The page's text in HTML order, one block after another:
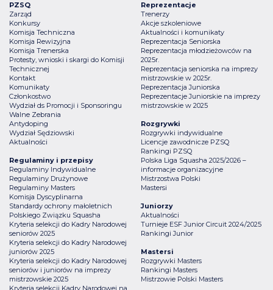
PZSQ
Zarząd
Konkursy
Komisja Techniczna
Komisja Rewizyjna
Komisja Trenerska
Protesty, wnioski i skargi do Komisji
Technicznej
Kontakt
Komunikaty
Członkostwo
Wydział ds Promocji i Sponsoringu
Walne Zebrania
Antydoping
Wydział Sędziowski
Aktualności
Reprezentacje
Trenerzy
Akcje szkoleniowe
Aktualności i komunikaty
Reprezentacja Seniorska
Reprezentacja młodzieżowców na
2025r.
Reprezentacja seniorska na imprezy
mistrzowskie w 2025r.
Reprezentacja Juniorska
Reprezentacje Juniorskie na imprezy
mistrzowskie w 2025
Rozgrywki
Rozgrywki indywidualne
Licencje zawodnicze PZSQ
Rankingi PZSQ
Polska Liga Squasha 2025/2026 –
informacje organizacyjne
Mistrzostwa Polski
Mastersi
Juniorzy
Aktualności
Turnieje ESF Junior Circuit 2024/2025
Rankingi Junior
Mastersi
Rozgrywki Masters
Rankingi Masters
Mistrzowie Polski Masters
Regulaminy i przepisy
Regulaminy Indywidualne
Regulaminy Drużynowe
Regulaminy Masters
Komisja Dyscyplinarna
Standardy ochrony małoletnich
Polskiego Związku Squasha
Kryteria selekcji do Kadry Narodowej
seniorów 2025
Kryteria selekcji do Kadry Narodowej
juniorów 2025
Kryteria selekcji do Kadry Narodowej
seniorów i juniorów na imprezy
mistrzowskie 2025
Kryteria selekcji Kadry Narodowej na